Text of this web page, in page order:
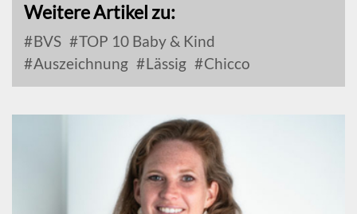
Weitere Artikel zu:
BVS
TOP 10 Baby & Kind
Auszeichnung
Lässig Chicco